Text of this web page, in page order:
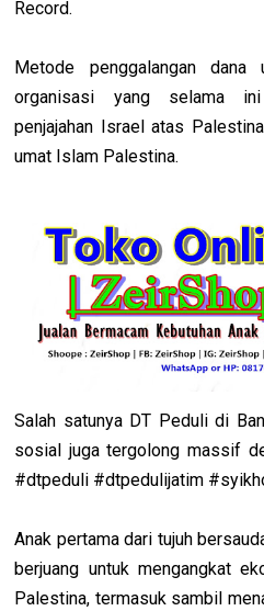
Record.
Metode penggalangan
organisasi yang selama ini
penjajahan Israel atas
umat Islam Palestina.
Salah satunya DT Peduli di
sosial juga tergolong massif
#dtpeduli #dtpedulijatim
Anak pertama dari tujuh
berjuang untuk mengangkat
Palestina, termasuk sambil